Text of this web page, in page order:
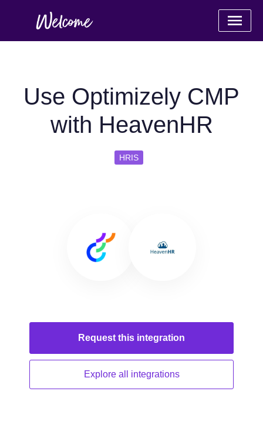
Use Optimizely CMP
with HeavenHR
HRIS
Request this integration
Explore all integrations